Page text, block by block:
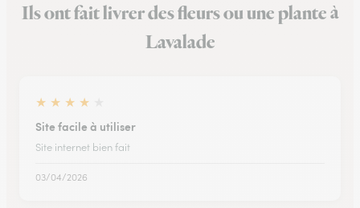
Ils ont fait livrer des fleurs ou une plante à
Lavalade
★ ★ ★ ★
Site facile à utiliser
Site internet bien fait
03/04/2026